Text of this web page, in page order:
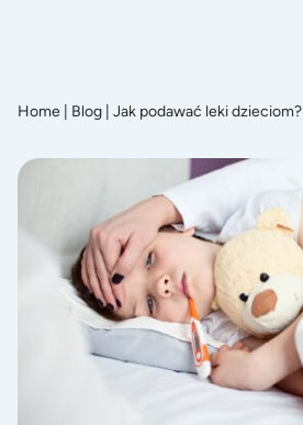
Home Blog Jak podawać leki dzieciom?